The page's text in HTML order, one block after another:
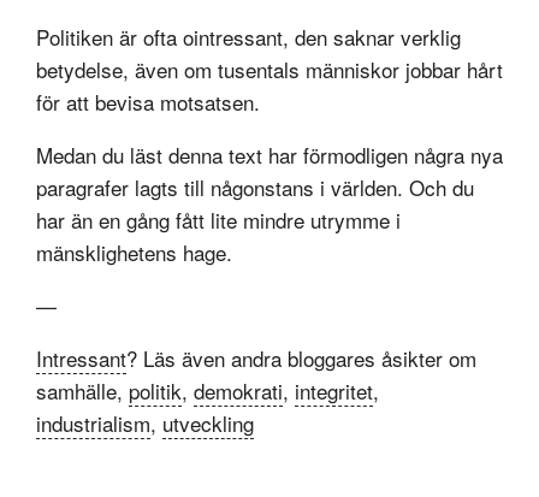
Politiken är ofta ointressant, den saknar verklig
betydelse, även om tusentals människor jobbar hårt
för att bevisa motsatsen.
Medan du läst denna text har förmodligen några nya
paragrafer lagts till någonstans i världen. Och du
har än en gång fått lite mindre utrymme i
mänsklighetens hage.
—
Intressant? Läs även andra bloggares åsikter om
samhälle, politik, demokrati, integritet,
industrialism, utveckling